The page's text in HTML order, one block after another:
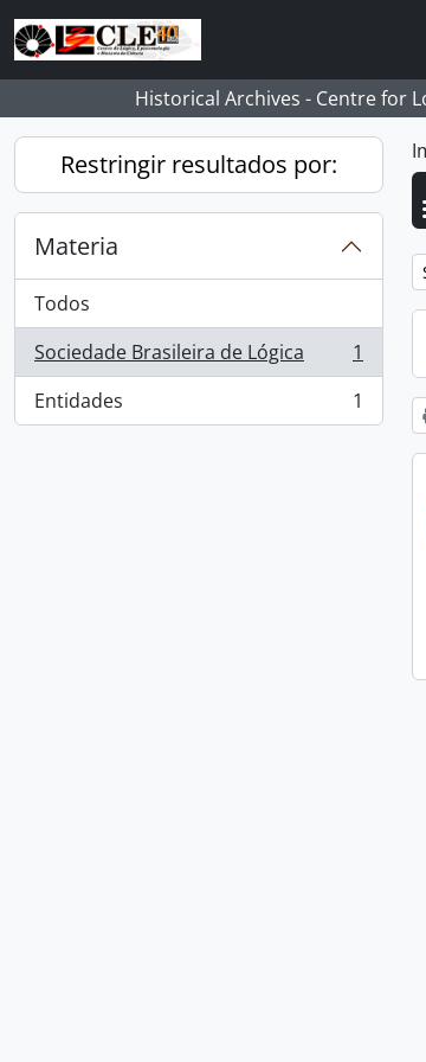
Skip to main content
Historical Archives - Centre for
Restringir resultados por:
Materia
Todos
Sociedade Brasileira de Lógica
, 1 resultados
1
Entidades
, 1 resultados 1